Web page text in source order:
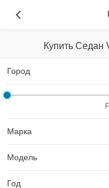
Купить Седан
Город
Марка
Модель
Год